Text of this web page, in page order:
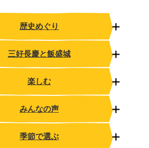
歴史めぐり
三好長慶と飯盛城
楽しむ
みんなの声
季節で選ぶ